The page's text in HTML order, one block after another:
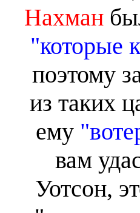
Нахман
"которые
поэтому
из таких
ему
вам
Уотсон,